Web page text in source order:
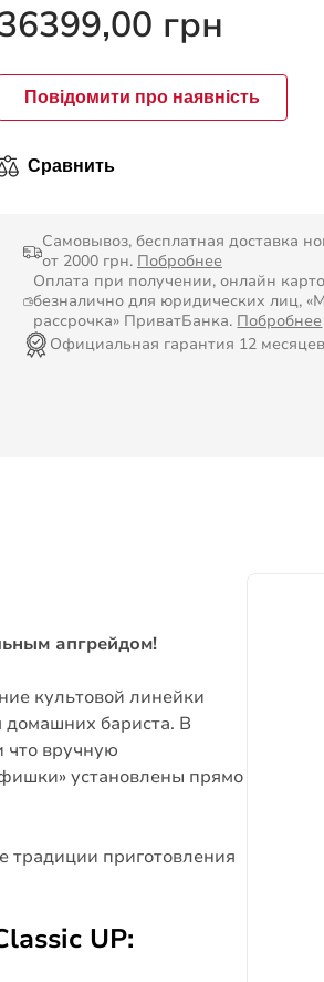
5
грн
Повідомити про наявність
Сравнить
Самовывоз, бесплатная доставка
от 2000 грн. Побробнее
Оплата при получении, онлайн
безналично для юридических лиц,
рассрочка» ПриватБанка. Побробнее
Официальная гарантия 12 месяцев
апгрейдом!
культовой линейки
домашних бариста. В
что вручную
установлены прямо
традиции приготовления
UP: